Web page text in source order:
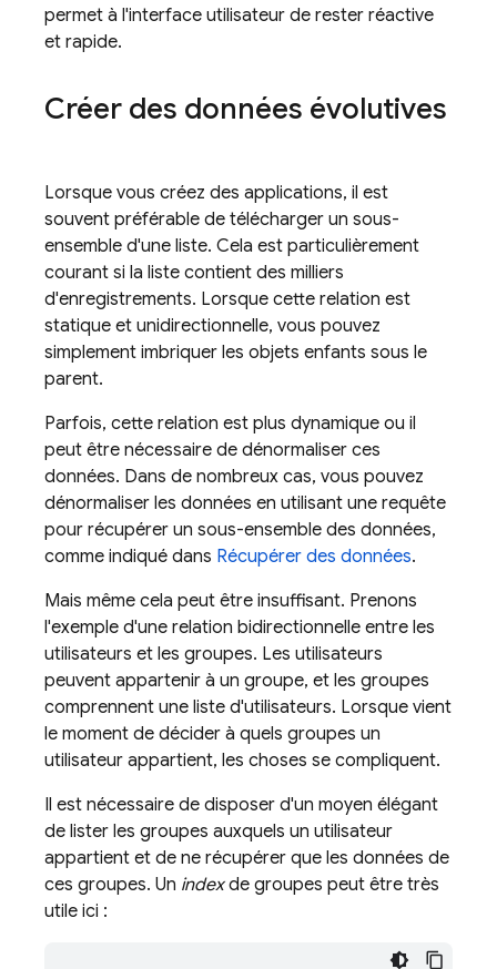
permet à l'interface utilisateur de rester réactive
et rapide.
Créer des données évolutives
Lorsque vous créez des applications, il est
souvent préférable de télécharger un sous-
ensemble d'une liste. Cela est particulièrement
courant si la liste contient des milliers
d'enregistrements. Lorsque cette relation est
statique et unidirectionnelle, vous pouvez
simplement imbriquer les objets enfants sous le
parent.
Parfois, cette relation est plus dynamique ou il
peut être nécessaire de dénormaliser ces
données. Dans de nombreux cas, vous pouvez
dénormaliser les données en utilisant une requête
pour récupérer un sous-ensemble des données,
comme indiqué dans Récupérer des données.
Mais même cela peut être insuffisant. Prenons
l'exemple d'une relation bidirectionnelle entre les
utilisateurs et les groupes. Les utilisateurs
peuvent appartenir à un groupe, et les groupes
comprennent une liste d'utilisateurs. Lorsque vient
le moment de décider à quels groupes un
utilisateur appartient, les choses se compliquent.
Il est nécessaire de disposer d'un moyen élégant
de lister les groupes auxquels un utilisateur
appartient et de ne récupérer que les données de
ces groupes. Un indexde groupes peut être très
utile ici :